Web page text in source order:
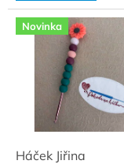
Novinka
Háček Jiřina